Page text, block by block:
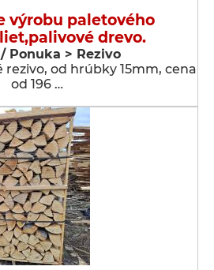
výrobu paletového
drevo.
Ponuka > Rezivo
od hrúbky 15mm, cena
od 196 …